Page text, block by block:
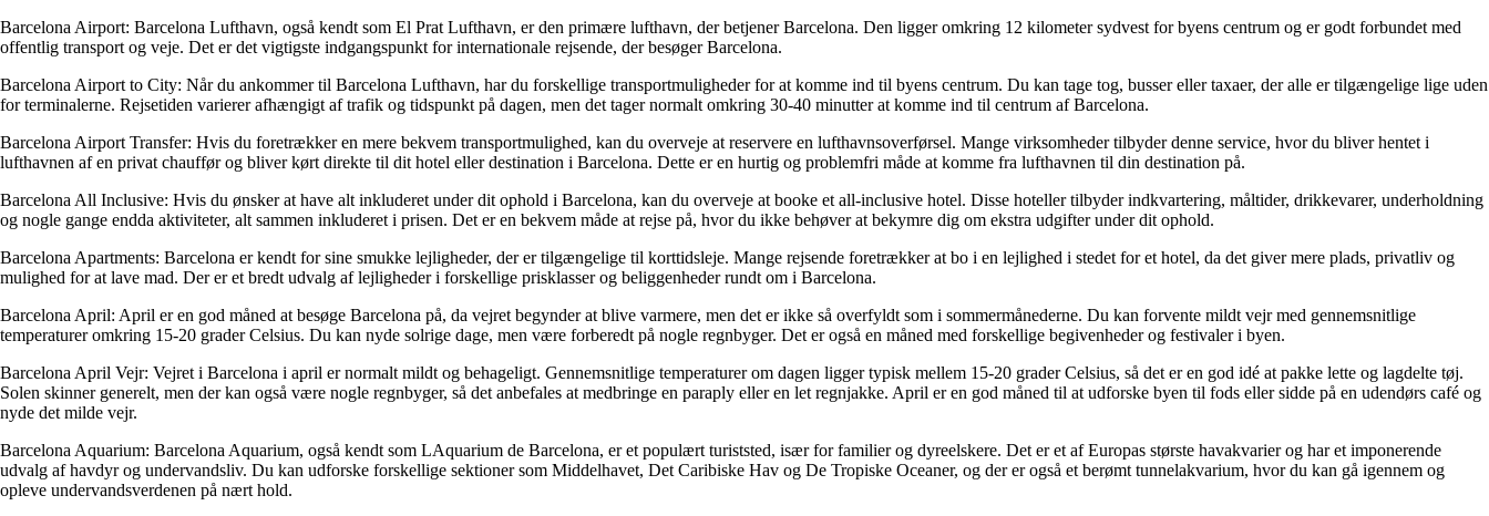
Barcelona Airport: Barcelona Lufthavn, også kendt som El Prat Lufthavn, er den primære lufthavn, der betjener Barcelona. Den ligger omkring 12 kilometer sydvest for byens centrum og er godt forbundet med
offentlig transport og veje. Det er det vigtigste indgangspunkt for internationale rejsende, der besøger Barcelona.
Barcelona Airport to City: Når du ankommer til Barcelona Lufthavn, har du forskellige transportmuligheder for at komme ind til byens centrum. Du kan tage tog, busser eller taxaer, der alle er tilgængelige lige uden
for terminalerne. Rejsetiden varierer afhængigt af trafik og tidspunkt på dagen, men det tager normalt omkring 30-40 minutter at komme ind til centrum af Barcelona.
Barcelona Airport Transfer: Hvis du foretrækker en mere bekvem transportmulighed, kan du overveje at reservere en lufthavnsoverførsel. Mange virksomheder tilbyder denne service, hvor du bliver hentet i
lufthavnen af en privat chauffør og bliver kørt direkte til dit hotel eller destination i Barcelona. Dette er en hurtig og problemfri måde at komme fra lufthavnen til din destination på.
Barcelona All Inclusive: Hvis du ønsker at have alt inkluderet under dit ophold i Barcelona, kan du overveje at booke et all-inclusive hotel. Disse hoteller tilbyder indkvartering, måltider, drikkevarer, underholdning
og nogle gange endda aktiviteter, alt sammen inkluderet i prisen. Det er en bekvem måde at rejse på, hvor du ikke behøver at bekymre dig om ekstra udgifter under dit ophold.
Barcelona Apartments: Barcelona er kendt for sine smukke lejligheder, der er tilgængelige til korttidsleje. Mange rejsende foretrækker at bo i en lejlighed i stedet for et hotel, da det giver mere plads, privatliv og
mulighed for at lave mad. Der er et bredt udvalg af lejligheder i forskellige prisklasser og beliggenheder rundt om i Barcelona.
Barcelona April: April er en god måned at besøge Barcelona på, da vejret begynder at blive varmere, men det er ikke så overfyldt som i sommermånederne. Du kan forvente mildt vejr med gennemsnitlige
temperaturer omkring 15-20 grader Celsius. Du kan nyde solrige dage, men være forberedt på nogle regnbyger. Det er også en måned med forskellige begivenheder og festivaler i byen.
Barcelona April Vejr: Vejret i Barcelona i april er normalt mildt og behageligt. Gennemsnitlige temperaturer om dagen ligger typisk mellem 15-20 grader Celsius, så det er en god idé at pakke lette og lagdelte tøj.
Solen skinner generelt, men der kan også være nogle regnbyger, så det anbefales at medbringe en paraply eller en let regnjakke. April er en god måned til at udforske byen til fods eller sidde på en udendørs café og
nyde det milde vejr.
Barcelona Aquarium: Barcelona Aquarium, også kendt som LAquarium de Barcelona, er et populært turiststed, især for familier og dyreelskere. Det er et af Europas største havakvarier og har et imponerende
udvalg af havdyr og undervandsliv. Du kan udforske forskellige sektioner som Middelhavet, Det Caribiske Hav og De Tropiske Oceaner, og der er også et berømt tunnelakvarium, hvor du kan gå igennem og
opleve undervandsverdenen på nært hold.